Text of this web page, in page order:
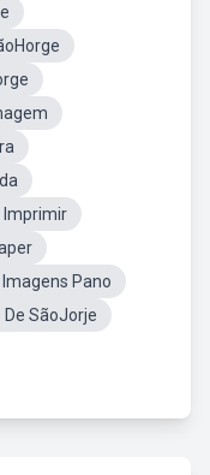
Imprimir
Pano
De SãoJorje